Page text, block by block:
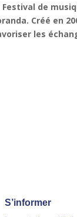
Festival de
Créé en
les
S’informer